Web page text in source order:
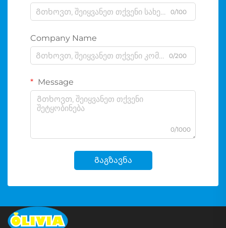
0/100
Company Name
0/200
Message
0/1000
Გაგზავნა